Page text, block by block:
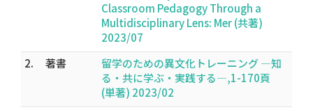
Classroom Pedagogy Through a
Multidisciplinary Lens: Mer (共著)
2023/07
2.
著書
留学のための異文化トレーニング ―知
る・共に学ぶ・実践する―,1-170頁
(単著) 2023/02